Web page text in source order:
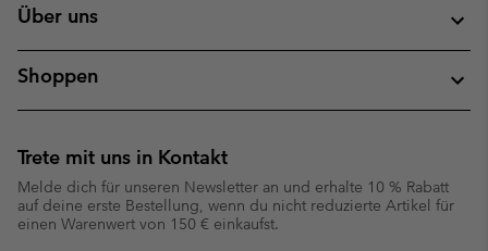
Über uns
Shoppen
Trete mit uns in Kontakt
Melde dich für unseren Newsletter an und erhalte 10 % Rabatt
auf deine erste Bestellung, wenn du nicht reduzierte Artikel für
einen Warenwert von 150 € einkaufst.